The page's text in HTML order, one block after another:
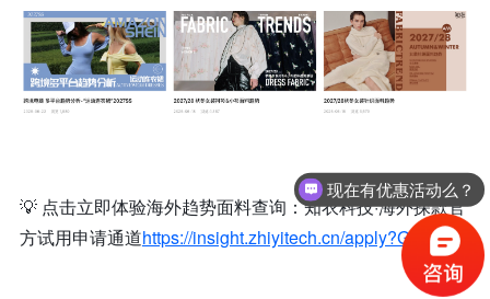
💡 点击立即体验海外趋势面料查询：知衣科技·海外探款官
方试用申请通道https://insight.zhiyitech.cn/apply?GEO
现在有优惠活动么？